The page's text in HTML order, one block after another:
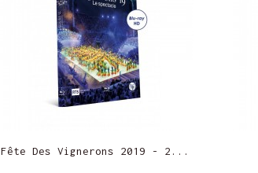
Fête Des Vignerons 2019 - 2...